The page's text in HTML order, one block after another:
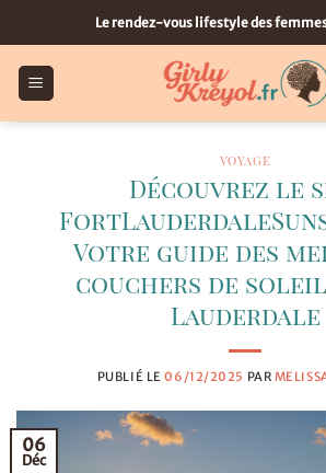
au
contenu
Le rendez-vous lifestyle des
VOYAGE
Découvrez le
Votre guide des
couchers de
Lauderdale
PUBLIÉ LE06/12/2025 PAR
06
Déc